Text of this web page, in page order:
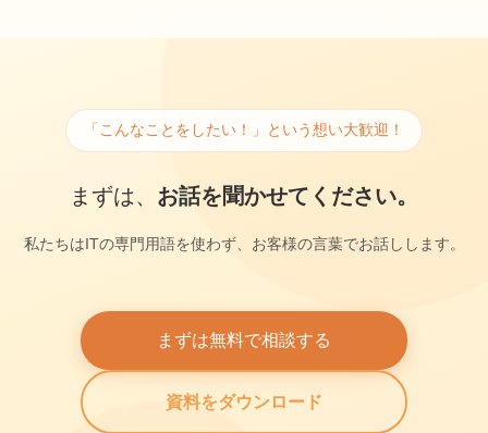
「こんなことをしたい！」という想い大歓迎！
まずは、 お話を聞かせてください。
私たちはITの専門用語を使わず、お客様の言葉でお話しします。
まずは無料で相談する
資料をダウンロード